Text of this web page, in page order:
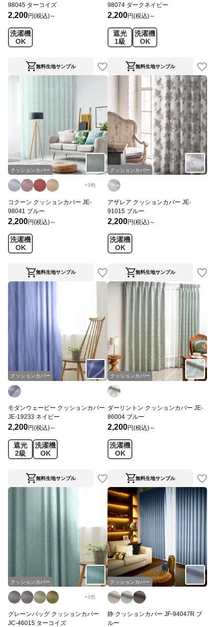
98045 ターコイズ
2,200円(税込)～
洗濯機
OK
無料生地サンプル
98074 ダークネイビー
2,200円(税込)～
遮光
1級
洗濯機
OK
無料生地サンプル
クッションカバー
+3色
コクーン クッションカバー JE-
98041 ブルー
2,200円(税込)～
洗濯機
OK
無料生地サンプル
クッションカバー
アザレア クッションカバー JE-
91015 ブルー
2,200円(税込)～
洗濯機
OK
無料生地サンプル
クッションカバー
モダンウェービー クッションカバー
JE-19233 ネイビー
2,200円(税込)～
遮光
2級
洗濯機
OK
無料生地サンプル
クッションカバー
ダーリントン クッションカバー JE-
86004 ブルー
2,200円(税込)～
洗濯機
OK
無料生地サンプル
クッションカバー
+3色
グレーンバッグ クッションカバー
JC-46015 ターコイズ
クッションカバー
静 クッションカバー JF-94047R ブ
ルー